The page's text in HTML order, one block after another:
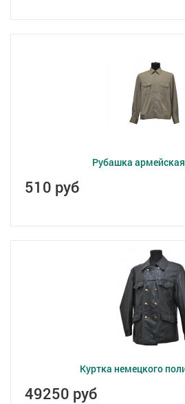
Рубашка
510 руб
Куртка немецкого
49250 руб